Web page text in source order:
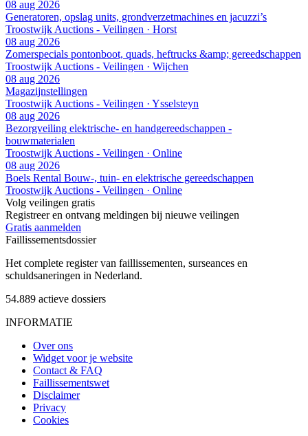
08 aug 2026
Generatoren, opslag units, grondverzetmachines en jacuzzi’s
Troostwijk Auctions - Veilingen · Horst
08 aug 2026
Zomerspecials pontonboot, quads, heftrucks &amp; gereedschappen
Troostwijk Auctions - Veilingen · Wijchen
08 aug 2026
Magazijnstellingen
Troostwijk Auctions - Veilingen · Ysselsteyn
08 aug 2026
Bezorgveiling elektrische- en handgereedschappen -
bouwmaterialen
Troostwijk Auctions - Veilingen · Online
08 aug 2026
Boels Rental Bouw-, tuin- en elektrische gereedschappen
Troostwijk Auctions - Veilingen · Online
Volg veilingen gratis
Registreer en ontvang meldingen bij nieuwe veilingen
Gratis aanmelden
Faillissementsdossier
Het complete register van faillissementen, surseances en
schuldsaneringen in Nederland.
54.889 actieve dossiers
INFORMATIE
Over ons
Widget voor je website
Contact & FAQ
Faillissementswet
Disclaimer
Privacy
Cookies